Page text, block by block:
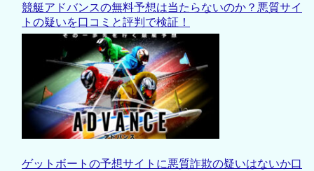
競艇アドバンスの無料予想は当たらないのか？悪質サイ
トの疑いを口コミと評判で検証！
ゲットボートの予想サイトに悪質詐欺の疑いはないか口